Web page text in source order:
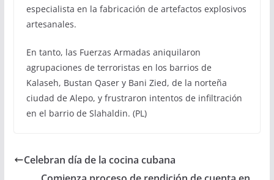
especialista en la fabricación de artefactos explosivos
artesanales.
En tanto, las Fuerzas Armadas aniquilaron
agrupaciones de terroristas en los barrios de
Kalaseh, Bustan Qaser y Bani Zied, de la norteña
ciudad de Alepo, y frustraron intentos de infiltración
en el barrio de Slahaldin. (PL)
Celebran día de la cocina cubana